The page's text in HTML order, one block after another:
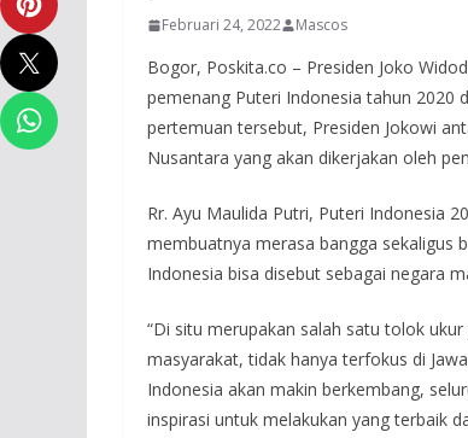
Februari 24, 2022 Mascos
Bogor, Poskita.co – Presiden Joko
pemenang Puteri Indonesia tahun 2020
pertemuan tersebut, Presiden Jokowi
Nusantara yang akan dikerjakan oleh
Rr. Ayu Maulida Putri, Puteri Indonesia
membuatnya merasa bangga sekaligus
Indonesia bisa disebut sebagai negara
“Di situ merupakan salah satu tolok
masyarakat, tidak hanya terfokus di
Indonesia akan makin berkembang,
inspirasi untuk melakukan yang terbaik